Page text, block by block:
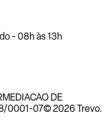
- 08h às 13h
DE
0001-07© 2026 Trevo.